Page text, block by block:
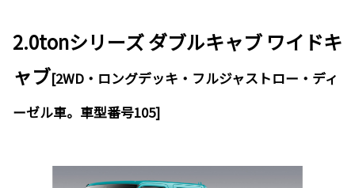
2.0tonシリーズ ダブルキャブ ワイドキ
ャブ[2WD・ロングデッキ・フルジャストロー・ディ
ーゼル車。車型番号105]